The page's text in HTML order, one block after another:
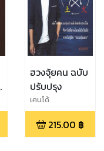
ฮวงจุ้ยคน ฉบับ
ปรับปรุง
เคนโด้
215.00 ฿